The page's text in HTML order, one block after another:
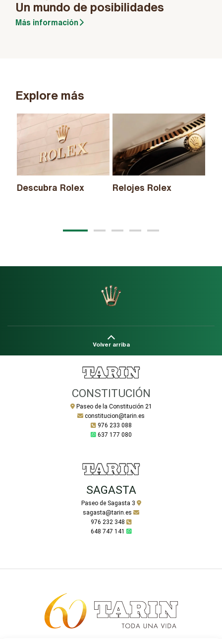
Un mundo de posibilidades
Más información
Explore más
Descubra Rolex Relojes Rolex
Volver arriba
CONSTITUCIÓN
Paseo de la Constitución 21
constitucion@tarin.es
976 233 088
637 177 080
SAGASTA
Paseo de Sagasta 3
sagasta@tarin.es
976 232 348
648 747 141